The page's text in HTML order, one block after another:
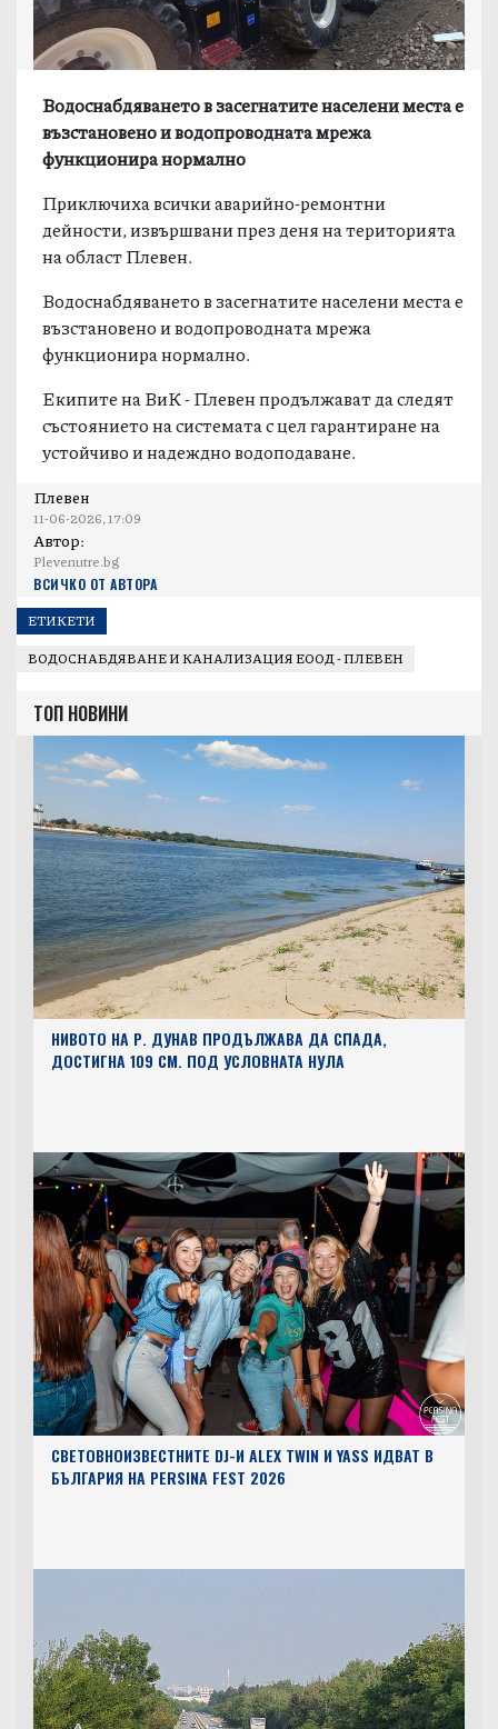
Плевен
11-06-2026, 17:09
Автор:
Plevenutre.bg
ВСИЧКО ОТ АВТОРА
Водоснабдяването в засегнатите населени места е
възстановено и водопроводната мрежа
функционира нормално
Приключиха всички аварийно-ремонтни
дейности, извършвани през деня на територията
на област Плевен.
Водоснабдяването в засегнатите населени места е
възстановено и водопроводната мрежа
функционира нормално.
Екипите на ВиК - Плевен продължават да следят
състоянието на системата с цел гарантиране на
устойчиво и надеждно водоподаване.
ЕТИКЕТИ
ВОДОСНАБДЯВАНЕ И КАНАЛИЗАЦИЯ ЕООД - ПЛЕВЕН
ТОП НОВИНИ
НИВОТО НА Р. ДУНАВ ПРОДЪЛЖАВА ДА СПАДА,
ДОСТИГНА 109 СМ. ПОД УСЛОВНАТА НУЛА
СВЕТОВНОИЗВЕСТНИТЕ DJ-И ALEX TWIN И YASS ИДВАТ В
БЪЛГАРИЯ НА PERSINA FEST 2026